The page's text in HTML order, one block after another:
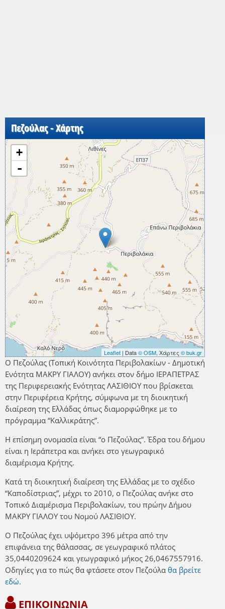
Πεζούλας - Χάρτης
+
-
Leaflet | Data© OSM, Χάρτες © buk.gr
Ο Πεζούλας (Τοπική Κοινότητα Περιβολακίων - Δημοτική
Ενότητα ΜΑΚΡΥ ΓΙΑΛΟΥ) ανήκει στον δήμο ΙΕΡΑΠΕΤΡΑΣ
της Περιφερειακής Ενότητας ΛΑΣΙΘΙΟΥ που βρίσκεται
στην Περιφέρεια Κρήτης, σύμφωνα με τη διοικητική
διαίρεση της Ελλάδας όπως διαμορφώθηκε με το
πρόγραμμα “Καλλικράτης”.
Η επίσημη ονομασία είναι “ο Πεζούλας”. Έδρα του δήμου
είναι η Ιεράπετρα και ανήκει στο γεωγραφικό
διαμέρισμα Κρήτης.
Κατά τη διοικητική διαίρεση της Ελλάδας με το σχέδιο
“Καποδίστριας”, μέχρι το 2010, ο Πεζούλας ανήκε στο
Τοπικό Διαμέρισμα Περιβολακίων, του πρώην Δήμου
ΜΑΚΡΥ ΓΙΑΛΟΥ του Νομού ΛΑΣΙΘΙΟΥ.
Ο Πεζούλας έχει υψόμετρο 396 μέτρα από την
επιφάνεια της θάλασσας, σε γεωγραφικό πλάτος
35,0440209624 και γεωγραφικό μήκος 26,0467557916.
Οδηγίες για το πώς θα φτάσετε στον Πεζούλα θα βρείτε
εδώ.
ΕΠΙΚΟΙΝΩΝΙΑ